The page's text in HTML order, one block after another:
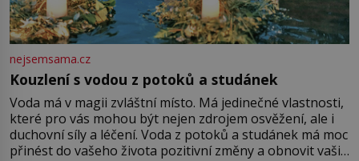
nejsemsama.cz
Kouzlení s vodou z potoků a studánek
Voda má v magii zvláštní místo. Má jedinečné vlastnosti,
které pro vás mohou být nejen zdrojem osvěžení, ale i
duchovní síly a léčení. Voda z potoků a studánek má moc
přinést do vašeho života pozitivní změny a obnovit vaši